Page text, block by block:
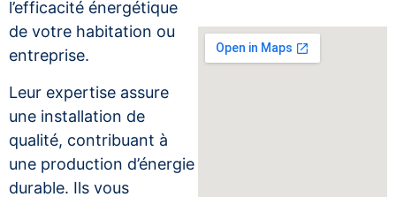
l’efficacité énergétique
de votre habitation ou
entreprise.
Leur expertise assure
une installation de
qualité, contribuant à
une production d’énergie
durable. Ils vous